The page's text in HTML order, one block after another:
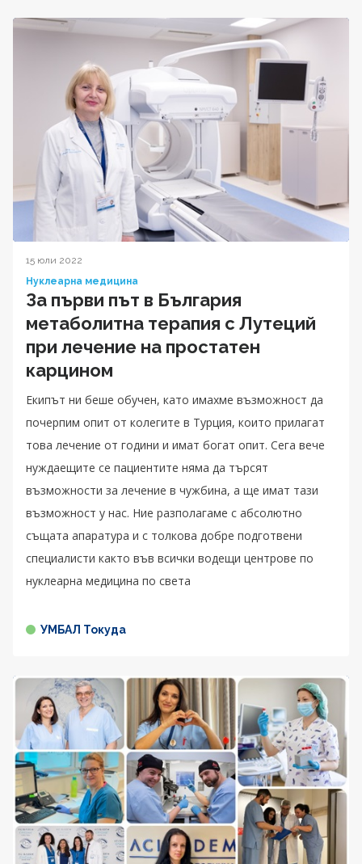
15 юли 2022
Нуклеарна медицина
За първи път в България
метаболитна терапия с Лутеций
при лечение на простатен
карцином
Екипът ни беше обучен, като имахме възможност да
почерпим опит от колегите в Турция, които прилагат
това лечение от години и имат богат опит. Сега вече
нуждаещите се пациентите няма да търсят
възможности за лечение в чужбина, а ще имат тази
възможност у нас. Ние разполагаме с абсолютно
същата апаратура и с толкова добре подготвени
специалисти както във всички водещи центрове по
нуклеарна медицина по света
УМБАЛ Токуда